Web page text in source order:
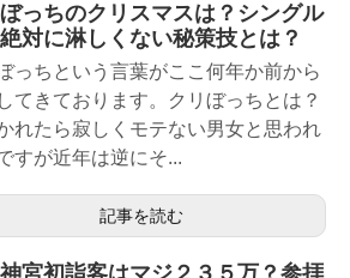
っちのクリスマスは？シングル
対に淋しくない秘策技とは？
っちという言葉がここ何年か前から
てきております。クリぼっちとは？
れたら寂しくモテない男女と思われ
すが近年は逆にそ...
記事を読む